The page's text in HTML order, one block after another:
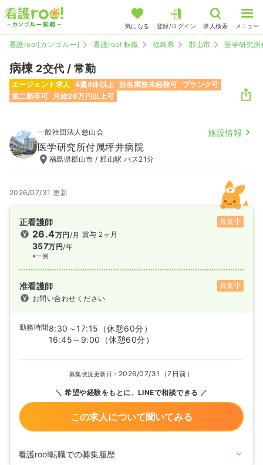
気になる 登録/ログイン 求人検索 メニュー
看護roo![カンゴルー] 看護roo! 転職 福島県 郡山市 医学研究
病棟 2交代 / 常勤
エージェント求人 4週8休以上 担当業務未経験可
ブランク可
第二新卒可
月給26万円以上可
一般社団法人慈山会 施設情報
医学研究所付属坪井病院
福島県郡山市 / 郡山駅 バス21分
2026/07/31 更新
正看護師 募集中
26.4万円/月
357万円/年
※一例
賞与 2ヶ月
准看護師
募集中
お問い合わせください
勤務時間 8:30～17:15
（休憩60分）
16:45～9:00
（休憩60分）
募集状況更新日： 2026/07/31（7日前）
希望や経験をもとに、LINEで相談できる
この求人について聞いてみる
看護roo!転職での募集履歴